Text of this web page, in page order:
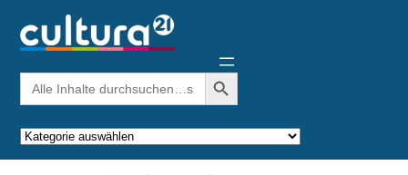
Inhalt
springen
Search
for:
Search Button
Kategorien